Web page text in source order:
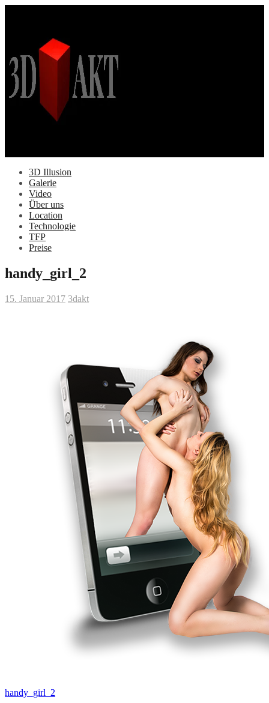
3D Illusion
Galerie
Video
Über uns
Location
Technologie
TFP
Preise
handy_girl_2
15. Januar 2017 3dakt
Beitragsnavigation
handy_girl_2